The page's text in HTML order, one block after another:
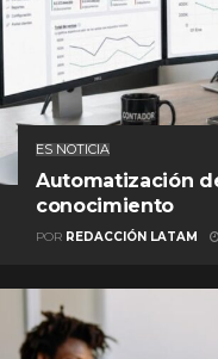
ES NOTICIA
Automatización
conocimiento
POR REDACCIÓN LATAM